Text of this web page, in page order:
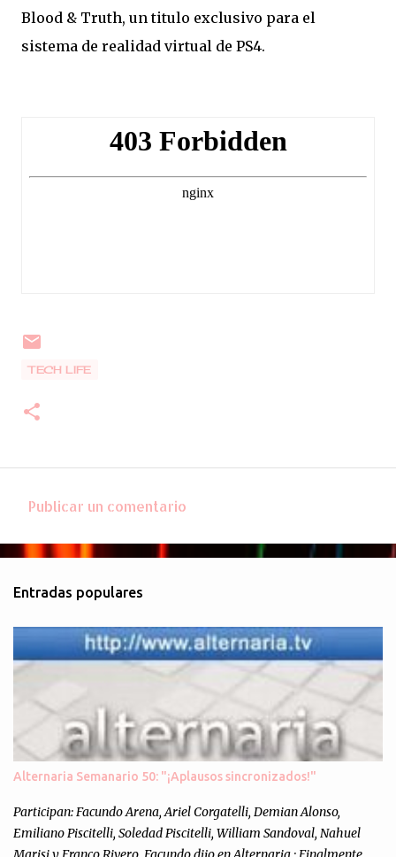
Blood & Truth, un titulo exclusivo para el
sistema de realidad virtual de PS4.
TECH LIFE
o
e
n
t
o
s
Publicar un comentario
Entradas populares
Alternaria Semanario 50: "¡Aplausos sincronizados!"
Participan: Facundo Arena, Ariel Corgatelli, Demian Alonso,
Emiliano Piscitelli, Soledad Piscitelli, William Sandoval, Nahuel